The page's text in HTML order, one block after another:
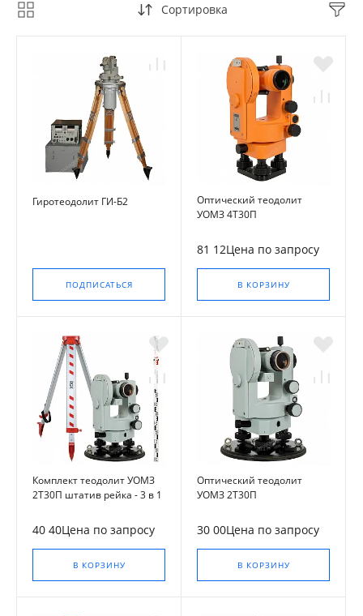
Сортировка
Гиротеодолит ГИ-Б2
ПОДПИСАТЬСЯ
Оптический теодолит
УОМЗ 4Т30П
81 12Цена по запросу
В КОРЗИНУ
Комплект теодолит УОМЗ
2Т30П штатив рейка - 3 в 1
40 40Цена по запросу
В КОРЗИНУ
Оптический теодолит
УОМЗ 2Т30П
30 00Цена по запросу
В КОРЗИНУ